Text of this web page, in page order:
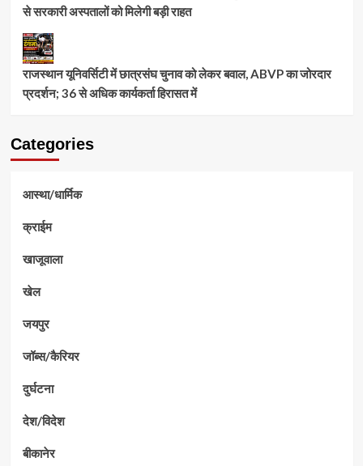
से सरकारी अस्पतालों को मिलेगी बड़ी राहत
राजस्थान यूनिवर्सिटी में छात्रसंघ चुनाव को लेकर बवाल, ABVP का जोरदार
प्रदर्शन; 36 से अधिक कार्यकर्ता हिरासत में
Categories
आस्था/धार्मिक
क्राईम
खाजूवाला
खेल
जयपुर
जॉब्स/कैरियर
दुर्घटना
देश/विदेश
बीकानेर